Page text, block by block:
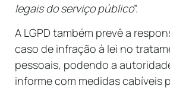
legais do serviço público”.
A LGPD também prevê a
caso de infração à lei no
pessoais, podendo a
informe com medidas cabíveis